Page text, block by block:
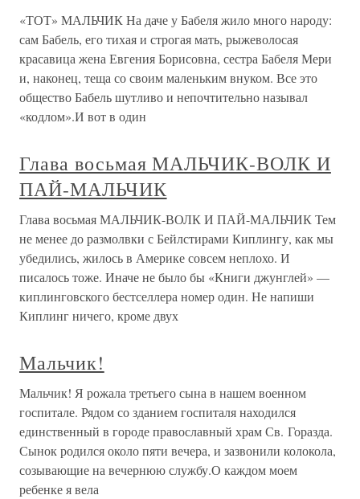
«ТОТ» МАЛЬЧИК На даче у Бабеля жило много народу:
сам Бабель, его тихая и строгая мать, рыжеволосая
красавица жена Евгения Борисовна, сестра Бабеля Мери
и, наконец, теща со своим маленьким внуком. Все это
общество Бабель шутливо и непочтительно называл
«кодлом».И вот в один
Глава восьмая МАЛЬЧИК-ВОЛК И
ПАЙ-МАЛЬЧИК
Глава восьмая МАЛЬЧИК-ВОЛК И ПАЙ-МАЛЬЧИК Тем
не менее до размолвки с Бейлстирами Киплингу, как мы
убедились, жилось в Америке совсем неплохо. И
писалось тоже. Иначе не было бы «Книги джунглей» —
киплинговского бестселлера номер один. Не напиши
Киплинг ничего, кроме двух
Мальчик!
Мальчик! Я рожала третьего сына в нашем военном
госпитале. Рядом со зданием госпиталя находился
единственный в городе православный храм Св. Горазда.
Сынок родился около пяти вечера, и зазвонили колокола,
созывающие на вечернюю службу.О каждом моем
ребенке я вела